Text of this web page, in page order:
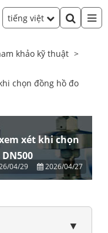
tiếng việt
khảo kỹ thuật
chọn đồng hồ đo
xét khi chọn
04/29 2026/04/27
▼